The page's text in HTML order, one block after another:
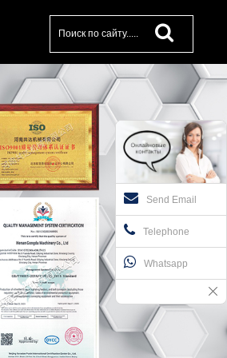
Send Email
Telephone
Whatsapp